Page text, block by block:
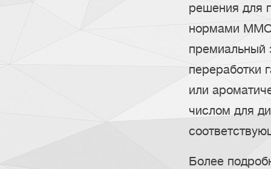
решения для
нормами ММО.
премиальный
переработки
или
числом для
Более